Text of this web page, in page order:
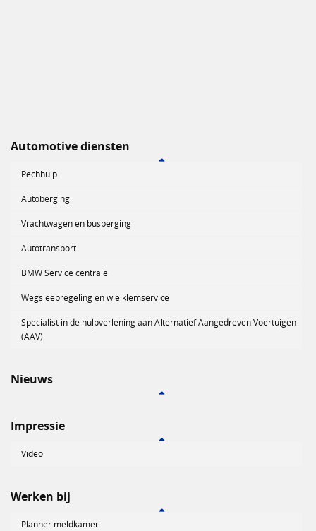
Automotive diensten
Pechhulp
Autoberging
Vrachtwagen en busberging
Autotransport
BMW Service centrale
Wegsleepregeling en wielklemservice
Specialist in de hulpverlening aan Alternatief Aangedreven Voertuigen
(AAV)
Nieuws
Impressie
Video
Werken bij
Planner meldkamer